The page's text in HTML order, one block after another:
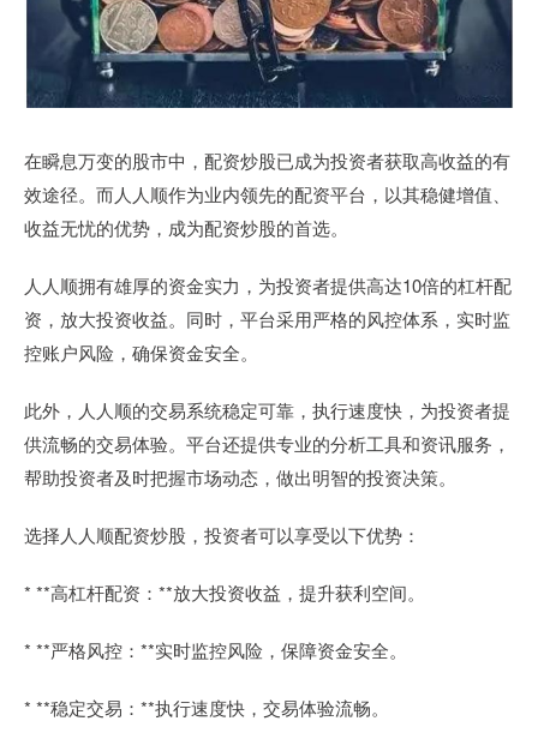
在瞬息万变的股市中，配资炒股已成为投资者获取高收益的有
效途径。而人人顺作为业内领先的配资平台，以其稳健增值、
收益无忧的优势，成为配资炒股的首选。
人人顺拥有雄厚的资金实力，为投资者提供高达10倍的杠杆配
资，放大投资收益。同时，平台采用严格的风控体系，实时监
控账户风险，确保资金安全。
此外，人人顺的交易系统稳定可靠，执行速度快，为投资者提
供流畅的交易体验。平台还提供专业的分析工具和资讯服务，
帮助投资者及时把握市场动态，做出明智的投资决策。
选择人人顺配资炒股，投资者可以享受以下优势：
* **高杠杆配资：**放大投资收益，提升获利空间。
* **严格风控：**实时监控风险，保障资金安全。
* **稳定交易：**执行速度快，交易体验流畅。